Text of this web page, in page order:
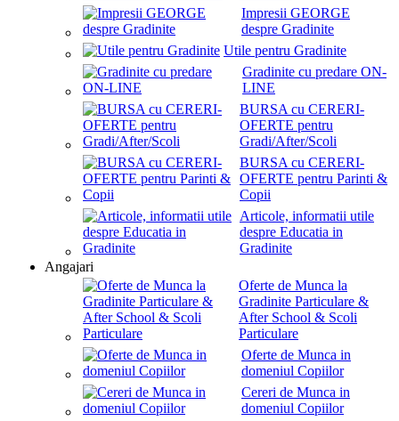
Impresii GEORGE
despre Gradinite
Utile pentru Gradinite
Gradinite cu predare ON-
LINE
BURSA cu CERERI-
OFERTE pentru
Gradi/After/Scoli
BURSA cu CERERI-
OFERTE pentru Parinti &
Copii
Articole, informatii utile
despre Educatia in
Gradinite
Angajari
Oferte de Munca la
Gradinite Particulare &
After School & Scoli
Particulare
Oferte de Munca in
domeniul Copiilor
Cereri de Munca in
domeniul Copiilor